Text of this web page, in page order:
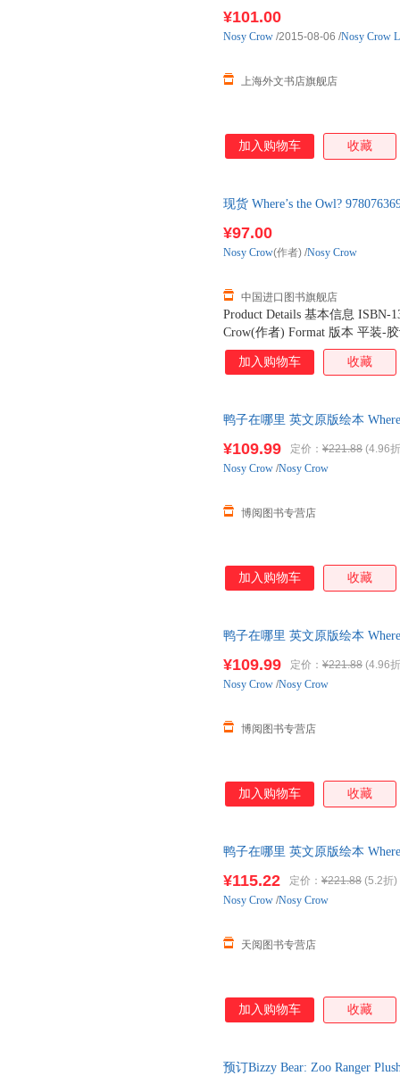
¥101.00
上海外文书店旗舰店
Nosy Crow /2015-08-06 /Nosy Crow
加入购物车 收藏
现货 Where’s the Owl?
Product Details 基本信息 ISBN-
Crow(作者) Format 版本 平装-
Nosy Crow Publication Date 出
7.1 x 7.2 x 0.8 cm Shipping
¥97.00
中国进口图书旗舰店
Nosy Crow(作者) /Nosy Crow
加入购物车 收藏
鸭子在哪里 英文原版绘本
¥109.99 定价： ¥221.88 (4.96
博阅图书专营店
Nosy Crow /Nosy Crow
加入购物车 收藏
鸭子在哪里 英文原版绘本
¥109.99 定价： ¥221.88 (4.96
博阅图书专营店
Nosy Crow /Nosy Crow
加入购物车 收藏
鸭子在哪里 英文原版绘本
¥115.22 定价： ¥221.88 (5.2折)
天阅图书专营店
Nosy Crow /Nosy Crow
加入购物车 收藏
预订Bizzy Bear: Zoo Ranger